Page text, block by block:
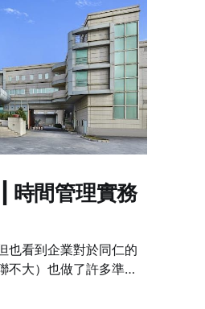
時間管理實務
也看到企業對於同仁的
不大）也做了許多準